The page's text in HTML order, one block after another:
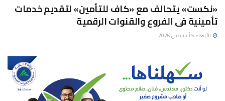
«نكست» يتحالف مع «كاف للتأمين» لتقديم خدمات
تأمينية فى الفروع والقنوات الرقمية
الأربعاء 5 أغسطس 2026